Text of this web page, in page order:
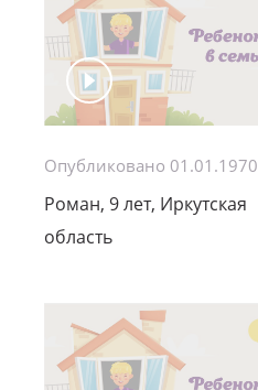
Опубликовано 01.01.1970
Роман, 9 лет, Иркутская
область